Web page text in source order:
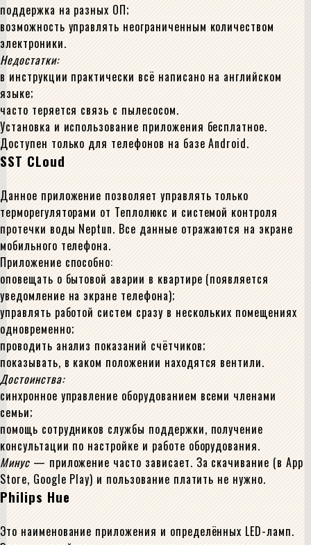
поддержка на разных ОП;
возможность управлять неограниченным количеством
электроники.
Недостатки:
в инструкции практически всё написано на английском
языке;
часто теряется связь с пылесосом.
Установка и использование приложения бесплатное.
Доступен только для телефонов на базе Android.
SST CLoud
Данное приложение позволяет управлять только
терморегуляторами от Теплолюкс и системой контроля
протечки воды Neptun. Все данные отражаются на экране
мобильного телефона.
Приложение способно:
оповещать о бытовой аварии в квартире (появляется
уведомление на экране телефона);
управлять работой систем сразу в нескольких помещениях
одновременно;
проводить анализ показаний счётчиков;
показывать, в каком положении находятся вентили.
Достоинства:
синхронное управление оборудованием всеми членами
семьи;
помощь сотрудников службы поддержки, получение
консультации по настройке и работе оборудования.
Минус— приложение часто зависает. За скачивание (в App
Store, Google Play) и пользование платить не нужно.
Philips Hue
Это наименование приложения и определённых LED-ламп.